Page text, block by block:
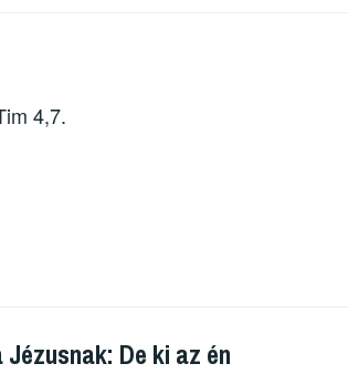
4,7.
De ki az én